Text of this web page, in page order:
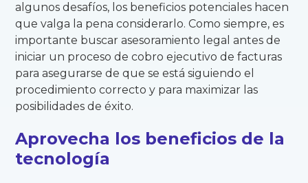
algunos desafíos, los beneficios potenciales hacen
que valga la pena considerarlo. Como siempre, es
importante buscar asesoramiento legal antes de
iniciar un proceso de cobro ejecutivo de facturas
para asegurarse de que se está siguiendo el
procedimiento correcto y para maximizar las
posibilidades de éxito.
Aprovecha los beneficios de la
tecnología